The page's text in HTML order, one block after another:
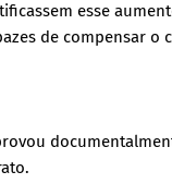
esse
de compensar o